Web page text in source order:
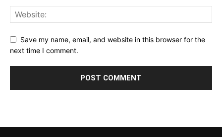
Save my name, email, and website in this browser for the
next time I comment.